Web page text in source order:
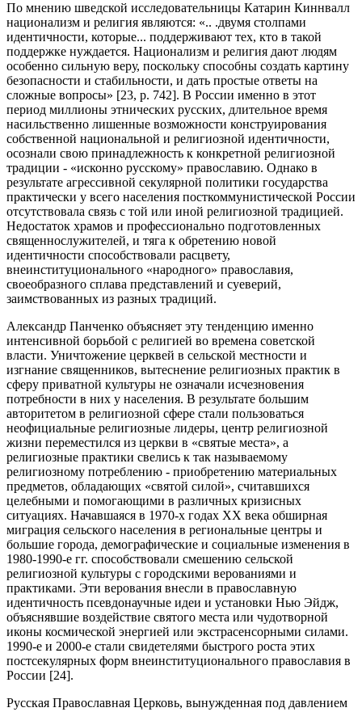
По мнению шведской исследовательницы Катарин Киннвалл
национализм и религия являются: «.. .двумя столпами
идентичности, которые... поддерживают тех, кто в такой
поддержке нуждается. Национализм и религия дают людям
особенно сильную веру, поскольку способны создать картину
безопасности и стабильности, и дать простые ответы на
сложные вопросы» [23, р. 742]. В России именно в этот
период миллионы этнических русских, длительное время
насильственно лишенные возможности конструирования
собственной национальной и религиозной идентичности,
осознали свою принадлежность к конкретной религиозной
традиции - «исконно русскому» православию. Однако в
результате агрессивной секулярной политики государства
практически у всего населения посткоммунистической России
отсутствовала связь с той или иной религиозной традицией.
Недостаток храмов и профессионально подготовленных
священнослужителей, и тяга к обретению новой
идентичности способствовали расцвету,
внеинституционального «народного» православия,
своеобразного сплава представлений и суеверий,
заимствованных из разных традиций.
Александр Панченко объясняет эту тенденцию именно
интенсивной борьбой с религией во времена советской
власти. Уничтожение церквей в сельской местности и
изгнание священников, вытеснение религиозных практик в
сферу приватной культуры не означали исчезновения
потребности в них у населения. В результате большим
авторитетом в религиозной сфере стали пользоваться
неофициальные религиозные лидеры, центр религиозной
жизни переместился из церкви в «святые места», а
религиозные практики свелись к так называемому
религиозному потреблению - приобретению материальных
предметов, обладающих «святой силой», считавшихся
целебными и помогающими в различных кризисных
ситуациях. Начавшаяся в 1970-х годах XX века обширная
миграция сельского населения в региональные центры и
большие города, демографические и социальные изменения в
1980-1990-е гг. способствовали смешению сельской
религиозной культуры с городскими верованиями и
практиками. Эти верования внесли в православную
идентичность псевдонаучные идеи и установки Нью Эйдж,
объяснявшие воздействие святого места или чудотворной
иконы космической энергией или экстрасенсорными силами.
1990-е и 2000-е стали свидетелями быстрого роста этих
постсекулярных форм внеинституционального православия в
России [24].
Русская Православная Церковь, вынужденная под давлением